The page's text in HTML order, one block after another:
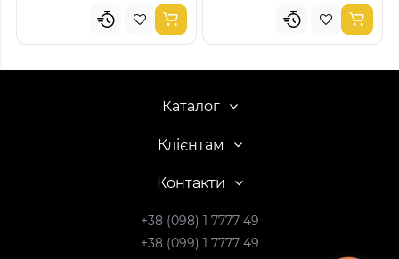
Каталог
Клієнтам
Контакти
+38 (098) 1 7777 49
+38 (099) 1 7777 49